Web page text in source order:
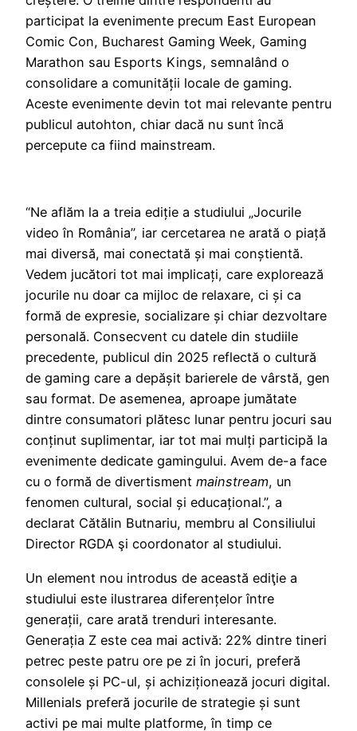
participat la evenimente precum East European
Comic Con, Bucharest Gaming Week, Gaming
Marathon sau Esports Kings, semnalând o
consolidare a comunității locale de gaming.
Aceste evenimente devin tot mai relevante pentru
publicul autohton, chiar dacă nu sunt încă
percepute ca fiind mainstream.
“Ne aflăm la a treia ediție a studiului „Jocurile
video în România”, iar cercetarea ne arată o piață
mai diversă, mai conectată și mai conștientă.
Vedem jucători tot mai implicați, care explorează
jocurile nu doar ca mijloc de relaxare, ci și ca
formă de expresie, socializare și chiar dezvoltare
personală. Consecvent cu datele din studiile
precedente, publicul din 2025 reflectă o cultură
de gaming care a depășit barierele de vârstă, gen
sau format. De asemenea, aproape jumătate
dintre consumatori plătesc lunar pentru jocuri sau
conținut suplimentar, iar tot mai mulți participă la
evenimente dedicate gamingului. Avem de-a face
cu o formă de divertisment mainstream, un
fenomen cultural, social și educațional.”, a
declarat Cătălin Butnariu, membru al Consiliului
Director RGDA şi coordonator al studiului.
Un element nou introdus de această ediţie a
studiului este ilustrarea diferențelor între
generații, care arată trenduri interesante.
Generația Z este cea mai activă: 22% dintre tineri
petrec peste patru ore pe zi în jocuri, preferă
consolele și PC-ul, și achiziționează jocuri digital.
Millenials preferă jocurile de strategie și sunt
activi pe mai multe platforme, în timp ce